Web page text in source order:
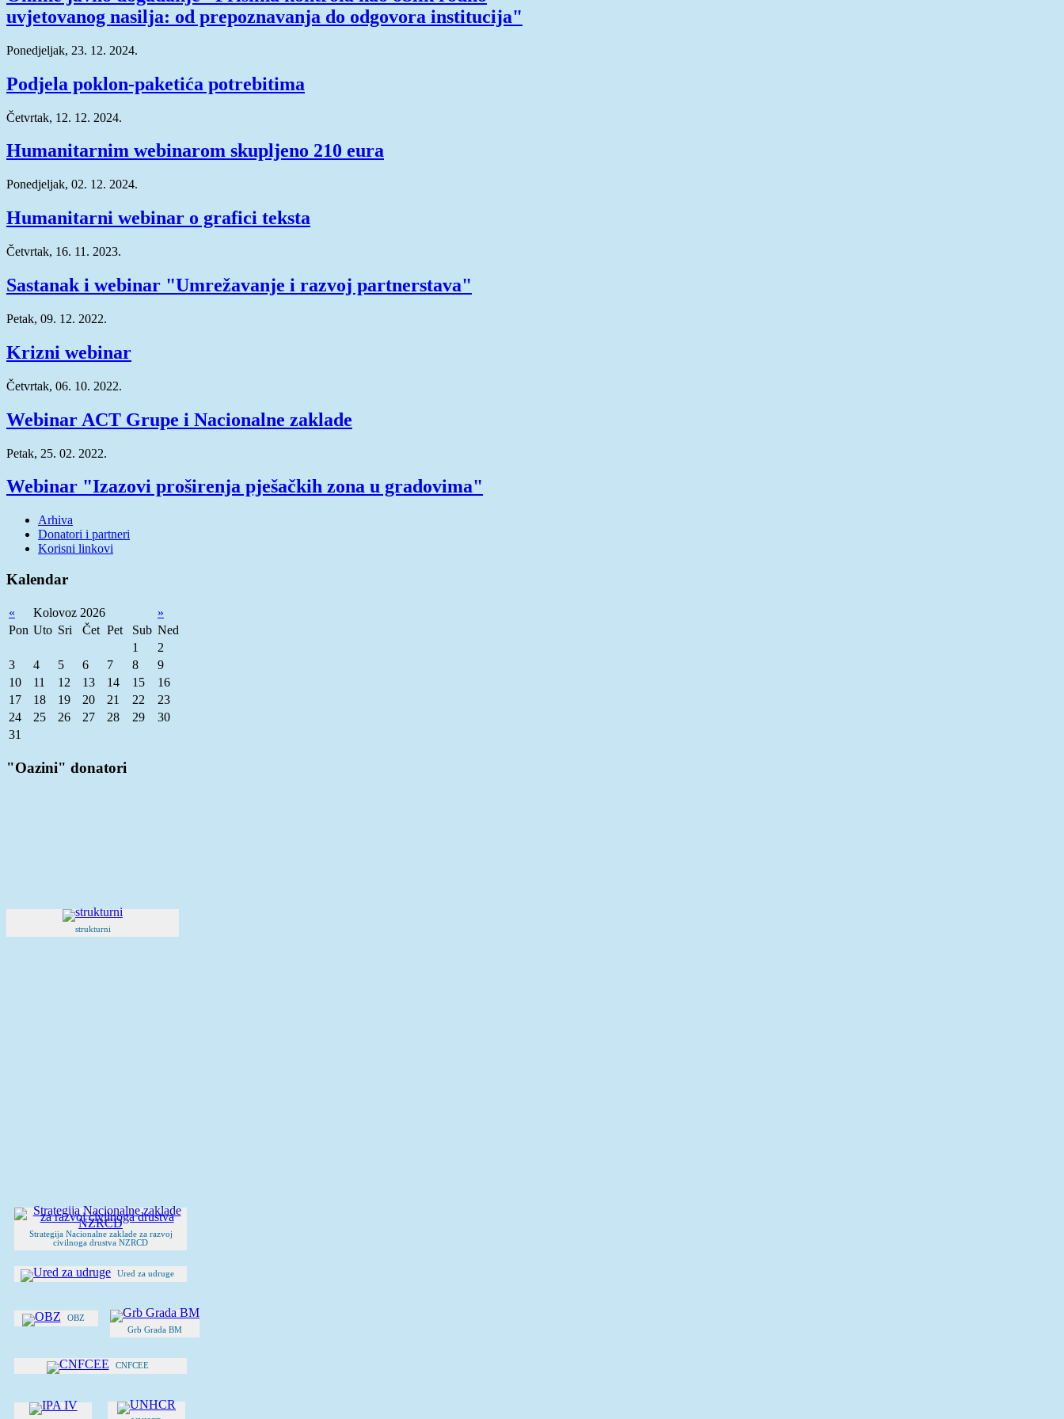
uvjetovanog nasilja: od prepoznavanja do odgovora institucija"
Ponedjeljak, 23. 12. 2024.
Podjela poklon-paketića potrebitima
Četvrtak, 12. 12. 2024.
Humanitarnim webinarom skupljeno 210 eura
Ponedjeljak, 02. 12. 2024.
Humanitarni webinar o grafici teksta
Četvrtak, 16. 11. 2023.
Sastanak i webinar "Umrežavanje i razvoj partnerstava"
Petak, 09. 12. 2022.
Krizni webinar
Četvrtak, 06. 10. 2022.
Webinar ACT Grupe i Nacionalne zaklade
Petak, 25. 02. 2022.
Webinar "Izazovi proširenja pješačkih zona u gradovima"
Arhiva
Donatori i partneri
Korisni linkovi
Kalendar
« Kolovoz 2026
»
Pon Uto Sri Čet Pet Sub Ned
1
2
3
4 5 6 7 8
9
10
11 12 13 14 15
16
17
18 19 20 21 22
23
24
25 26 27 28 29
30
31
"Oazini" donatori
strukturni
Strategija Nacionalne zaklade za razvoj
civilnoga drustva NZRCD
Ured za udruge
OBZ
Grb Grada BM
CNFCEE